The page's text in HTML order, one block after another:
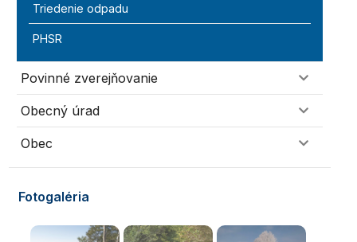
Triedenie odpadu
PHSR
Povinné zverejňovanie
Obecný úrad
Obec
Fotogaléria